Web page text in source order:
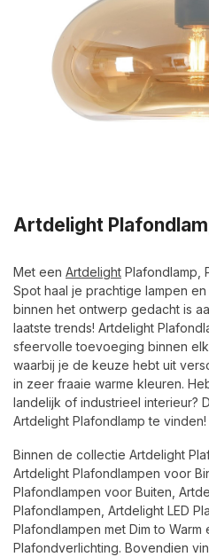
Artdelight
Met een Artdelight Plafondlamp,
Spot haal je prachtige lampen
binnen het ontwerp gedacht is
laatste trends! Artdelight
sfeervolle toevoeging binnen
waarbij je de keuze hebt uit
in zeer fraaie warme kleuren.
landelijk of industrieel interieur?
Artdelight Plafondlamp te vinden!
Binnen de collectie Artdelight
Artdelight Plafondlampen voor
Plafondlampen voor Buiten,
Plafondlampen, Artdelight LED
Plafondlampen met Dim to Warm
Plafondverlichting. Bovendien